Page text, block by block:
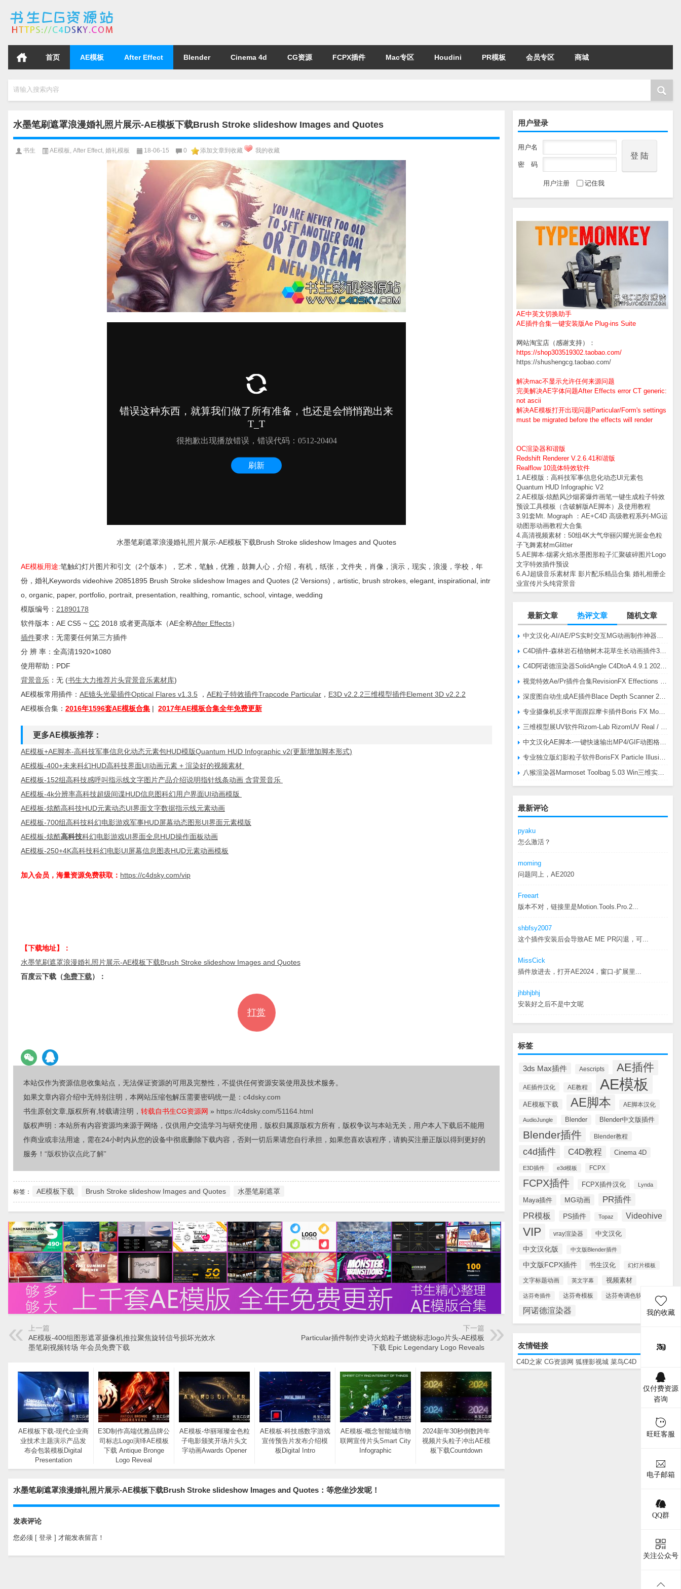
首页 AE模板 After Effect Blender Cinema 4d CG资源 FCPX插件 Mac专区 Houdini PR模板 会员专区 商城
请输入搜索内容
用户登录
用户名
密 码
用户注册 记住我
AE中英文切换助手
AE插件合集一键安装版Ae Plug-ins Suite
网站淘宝店（感谢支持）：
https://shop303519302.taobao.com/
https://shushengcg.taobao.com/
解决mac不显示允许任何来源问题
完美解决AE字体问题After Effects error CT generic:
not ascii
解决AE模板打开出现问题Particular/Form's settings
must be migrated before the effects will render
OC渲染器和谐版
Redshift Renderer V.2.6.41和谐版
Realflow 10流体特效软件
1.AE模版：高科技军事信息化动态UI元素包
Quantum HUD Infographic V2
2.AE模版-炫酷风沙烟雾爆炸画笔一键生成粒子特效
预设工具模板（含破解版AE脚本）及使用教程
3.91套Mt. Mograph ：AE+C4D 高级教程系列-MG运
动图形动画教程大合集
4.高清视频素材：50组4K大气华丽闪耀光斑金色粒
子飞舞素材mGlitter
5.AE脚本-烟雾火焰水墨图形粒子汇聚破碎图片Logo
文字特效插件预设
6.AJ超级音乐素材库 影片配乐精品合集 婚礼相册企
业宣传片头纯背景音
最新文章 热评文章 随机文章
最新评论
pyaku
怎么激活？
moming
问题同上，AE2020
Freeart
版本不对，链接里是Motion.Tools.Pro.2...
shbfsy2007
这个插件安装后会导致AE ME PR闪退，可...
MissCick
插件放进去，打开AE2024，窗口-扩展里...
jhbhjbhj
安装好之后不是中文呢
标签
3ds Max插件 Aescripts AE插件
AE插件汉化 AE教程 AE模板
AE模板下载 AE脚本 AE脚本汉化
AudioJungle Blender Blender中文版插件
Blender插件 Blender教程
c4d插件 C4D教程 Cinema 4D
E3D插件 e3d模板 FCPX
FCPX插件 FCPX插件汉化 Lynda
Maya插件 MG动画 PR插件
PR模板 PS插件 Topaz Videohive
VIP vray渲染器 中文汉化
中文汉化版 中文版Blender插件
中文版FCPX插件 书生汉化 幻灯片模板
文字标题动画 英文字幕 视频素材
达芬奇插件 达芬奇模板 达芬奇调色软件
阿诺德渲染器
友情链接
C4D之家 CG资源网 狐狸影视城 菜鸟C4D
水墨笔刷遮罩浪漫婚礼照片展示-AE模板下载Brush Stroke slideshow Images and Quotes
书生 AE模板 , After Effect, 婚礼模板 18-06-15 0 添加文章到收藏 我的收藏
水墨笔刷遮罩浪漫婚礼照片展示-AE模板下载Brush Stroke slideshow Images and Quotes
AE模板用途:笔触幻灯片图片和引文（2个版本），艺术，笔触，优雅，鼓舞人心，介绍，有机，纸张，文件夹，肖像，演示，现实，浪漫，学校，年
份，婚礼Keywords videohive 20851895 Brush Stroke slideshow Images and Quotes (2 Versions)，artistic, brush strokes, elegant, inspirational, intr
o, organic, paper, portfolio, portrait, presentation, realthing, romantic, school, vintage, wedding
模版编号： 21890178
软件版本：AE CS5 ~ CC 2018 或者更高版本（AE全称After Effects）
插件要求：无需要任何第三方插件
分 辨 率：全高清1920×1080
使用帮助：PDF
背景音乐 ：无 (书生大力推荐片头背景音乐素材库)
AE模板常用插件： AE镜头光晕插件Optical Flares v1.3.5 ， AE粒子特效插件Trapcode Particular ， E3D v2.2.2三维模型插件Element 3D v2.2.2
AE模板合集： 2016年1596套AE模板合集 | 2017年AE模板合集全年免费更新
更多AE模板推荐：
AE模板+AE脚本-高科技军事信息化动态元素包HUD模版Quantum HUD Infographic v2(更新增加脚本形式)
AE模板-400+未来科幻HUD高科技界面UI动画元素 + 渲染好的视频素材
AE模板-152组高科技感呼叫指示线文字图片产品介绍说明指针线条动画 含背景音乐
AE模板-4k分辨率高科技超级间谍HUD信息图科幻用户界面UI动画模版
AE模板-炫酷高科技HUD元素动态UI界面文字数据指示线元素动画
AE模板-700组高科技科幻电影游戏军事HUD屏幕动态图形UI界面元素模版
AE模板-炫酷高科技科幻电影游戏UI界面全息HUD操作面板动画
AE模板-250+4K高科技科幻电影UI屏幕信息图表HUD元素动画模板
加入会员，海量资源免费获取： https://c4dsky.com/vip
【下载地址】：
水墨笔刷遮罩浪漫婚礼照片展示-AE模板下载Brush Stroke slideshow Images and Quotes
百度云下载（免费下载）：
打赏
本站仅作为资源信息收集站点，无法保证资源的可用及完整性，不提供任何资源安装使用及技术服务。
如果文章内容介绍中无特别注明，本网站压缩包解压需要密码统一是： c4dsky.com
书生原创文章,版权所有,转载请注明， 转载自书生CG资源网 » https://c4dsky.com/51164.html
版权声明：本站所有内容资源均来源于网络，仅供用户交流学习与研究使用，版权归属原版权方所有，版权争议与本站无关，用户本人下载后不能用
作商业或非法用途，需在24小时内从您的设备中彻底删除下载内容，否则一切后果请您自行承担，如果您喜欢该程序，请购买注册正版以得到更好的
服务！ “版权协议点此了解”
标签： AE模板下载 Brush Stroke slideshow Images and Quotes 水墨笔刷遮罩
上一篇
AE模板-400组图形遮罩摄像机推拉聚焦旋转信号损坏光效水
墨笔刷视频转场 年会员免费下载
下一篇
Particular插件制作史诗火焰粒子燃烧标志logo片头-AE模板
下载 Epic Legendary Logo Reveals
AE模板下载-现代企业商
业技术主题演示产品发
布会包装模板Digital
Presentation
E3D制作高端优雅品牌公
司标志Logo演绎AE模板
下载 Antique Bronge
Logo Reveal
AE模板-华丽璀璨金色粒
子电影颁奖开场片头文
字动画Awards Opener
AE模板-科技感数字游戏
宣传预告片发布介绍模
板Digital Intro
AE模板-概念智能城市物
联网宣传片头Smart City
Infographic
2024新年30秒倒数跨年
视频片头粒子冲出AE模
板下载Countdown
水墨笔刷遮罩浪漫婚礼照片展示-AE模板下载Brush Stroke slideshow Images and Quotes：等您坐沙发呢！
发表评论
您必须 [ 登录 ] 才能发表留言！
我的收藏
仅付费资源
咨询
旺旺客服
电子邮箱
QQ群
关注公众号